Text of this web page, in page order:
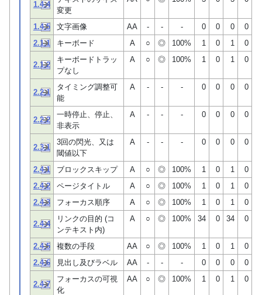
1.4.4
変更
1.4.5 文字画像 AA - - - 0 0 0
0
2.1.1
キーボード A ○ ◎ 100% 1 0 1 0
2.1.2
キーボードトラッ
プなし
A ○ ◎ 100% 1 0 1 0
2.2.1
タイミング調整可
能
A - - - 0 0 0 0
2.2.2
一時停止、停止、
非表示
A - - - 0 0 0 0
2.3.1
3回の閃光、又は
閾値以下
A - - - 0 0 0 0
2.4.1 ブロックスキップ A ○ ◎ 100% 1 0 1
0
2.4.2
ページタイトル A ○ ◎ 100% 1 0 1
0
2.4.3
フォーカス順序 A ○ ◎ 100% 1 0 1 0
2.4.4
リンクの目的 (コ
ンテキスト内)
A ○ ◎ 100% 34 0 34 0
2.4.5 複数の手段 AA ○ ◎ 100% 1 0 1
0
2.4.6
見出し及びラベル AA - - - 0 0 0 0
2.4.7
フォーカスの可視
化
AA ○ ◎ 100% 1 0 1 0